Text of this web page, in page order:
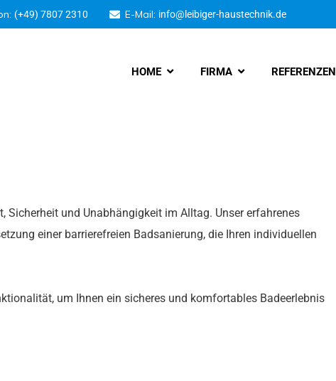
(+49) 7807 2310 E-Mail: info@leibiger-haustechnik.de
HOME FIRMA REFERENZEN
Sicherheit und Unabhängigkeit im Alltag. Unser erfahrenes
einer barrierefreien Badsanierung, die Ihren individuellen
um Ihnen ein sicheres und komfortables Badeerlebnis